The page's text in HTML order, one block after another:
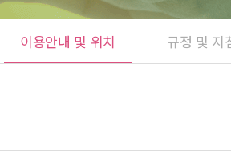
이용안내 및 위치 규정 및 지